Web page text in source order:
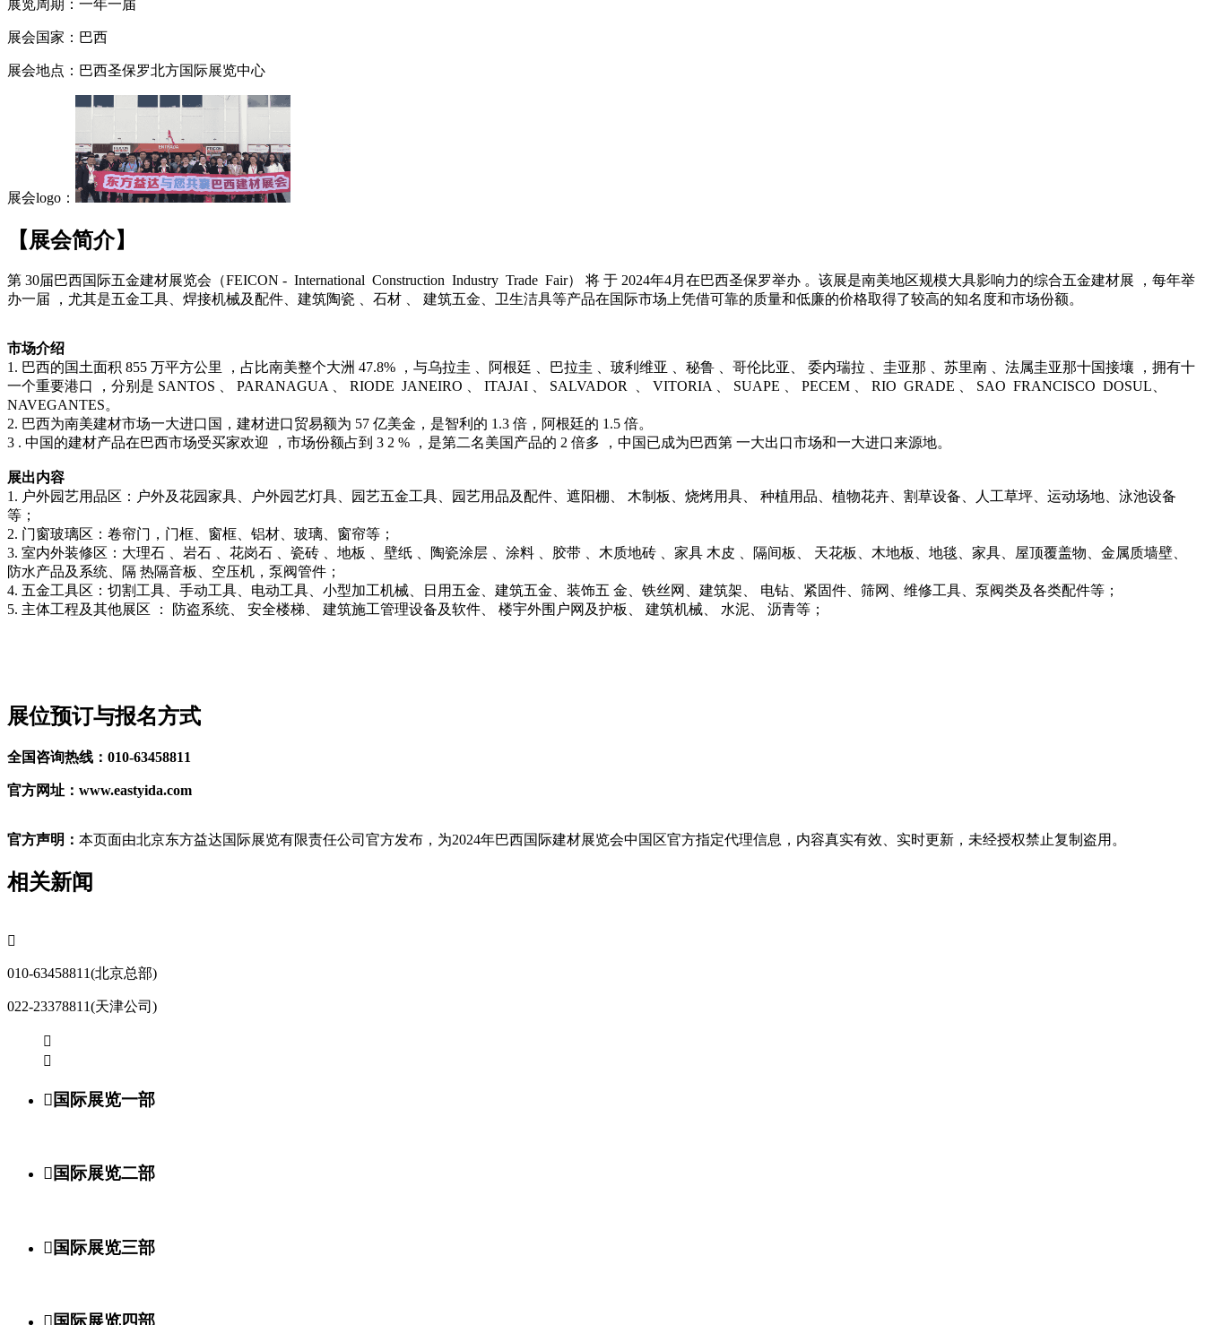
展览周期： 一年一届
展会国家： 巴西
展会地点： 巴西圣保罗北方国际展览中心
展会logo：
【展会简介】
第 30届巴西国际五金建材展览会（FEICON - International Construction Industry Trade Fair） 将 于 2024年4月在巴西圣保罗举办 。该展是南美地区规模大具影响力的综合五金建材展 ，每年举
办一届 ，尤其是五金工具、焊接机械及配件、建筑陶瓷 、石材 、 建筑五金、卫生洁具等产品在国际市场上凭借可靠的质量和低廉的价格取得了较高的知名度和市场份额。
市场介绍
1. 巴西的国土面积 855 万平方公里 ，占比南美整个大洲 47.8% ，与乌拉圭 、阿根廷 、巴拉圭 、玻利维亚 、秘鲁 、哥伦比亚、 委内瑞拉 、圭亚那 、苏里南 、法属圭亚那十国接壤 ，拥有十
一个重要港口 ，分别是 SANTOS 、 PARANAGUA 、 RIODE JANEIRO 、 ITAJAI 、 SALVADOR 、 VITORIA 、 SUAPE 、 PECEM 、 RIO GRADE 、 SAO FRANCISCO DOSUL、
NAVEGANTES。
2. 巴西为南美建材市场一大进口国，建材进口贸易额为 57 亿美金，是智利的 1.3 倍，阿根廷的 1.5 倍。
3 . 中国的建材产品在巴西市场受买家欢迎 ，市场份额占到 3 2 % ，是第二名美国产品的 2 倍多 ，中国已成为巴西第 一大出口市场和一大进口来源地。
展出内容
1. 户外园艺用品区：户外及花园家具、户外园艺灯具、园艺五金工具、园艺用品及配件、遮阳棚、 木制板、烧烤用具、 种植用品、植物花卉、割草设备、人工草坪、运动场地、泳池设备
等；
2. 门窗玻璃区：卷帘门，门框、窗框、铝材、玻璃、窗帘等；
3. 室内外装修区：大理石 、岩石 、花岗石 、瓷砖 、地板 、壁纸 、陶瓷涂层 、涂料 、胶带 、木质地砖 、家具 木皮 、隔间板、 天花板、木地板、地毯、家具、屋顶覆盖物、金属质墙壁、
防水产品及系统、隔 热隔音板、空压机，泵阀管件；
4. 五金工具区：切割工具、手动工具、电动工具、小型加工机械、日用五金、建筑五金、装饰五 金、铁丝网、建筑架、 电钻、紧固件、筛网、维修工具、泵阀类及各类配件等；
5. 主体工程及其他展区 ： 防盗系统、 安全楼梯、 建筑施工管理设备及软件、 楼宇外围户网及护板、 建筑机械、 水泥、 沥青等；
展位预订与报名方式
全国咨询热线：010-63458811
官方网址：www.eastyida.com
官方声明： 本页面由北京东方益达国际展览有限责任公司官方发布，为2024年巴西国际建材展览会中国区官方指定代理信息，内容真实有效、实时更新，未经授权禁止复制盗用。
相关新闻

010-63458811(北京总部)
022-23378811(天津公司)


国际展览一部
国际展览二部
国际展览三部
国际展览四部